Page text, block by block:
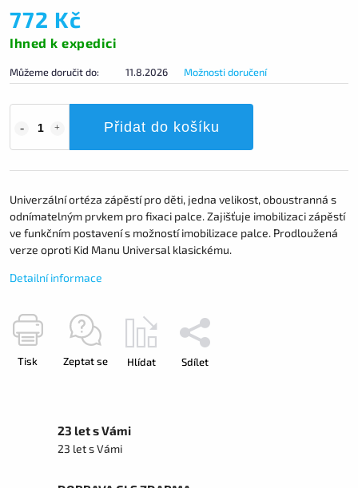
772 Kč
Ihned k expedici
Můžeme doručit do: 11.8.2026 Možnosti doručení
Přidat do košíku
Univerzální ortéza zápěstí pro děti, jedna velikost, oboustranná s
odnímatelným prvkem pro fixaci palce. Zajišťuje imobilizaci zápěstí
ve funkčním postavení s možností imobilizace palce. Prodloužená
verze oproti Kid Manu Universal klasickému.
Detailní informace
Tisk Zeptat se Hlídat Sdílet
23 let s Vámi
23 let s Vámi